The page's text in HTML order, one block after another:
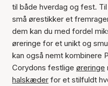
til både hverdag og fest.
små ørestikker et
dem kan du med fordel
øreringe for et unikt og
kan også nemt kombinere
Corydons festlige øreringe
halskæder for et stilfuldt